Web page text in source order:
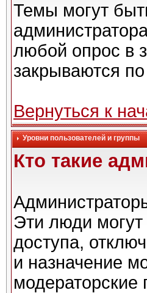
Темы могут
любой опрос в
закрываются
Вернуться к
Уровни пользователей и группы
Кто такие
Эти люди могут
доступа,
и назначение